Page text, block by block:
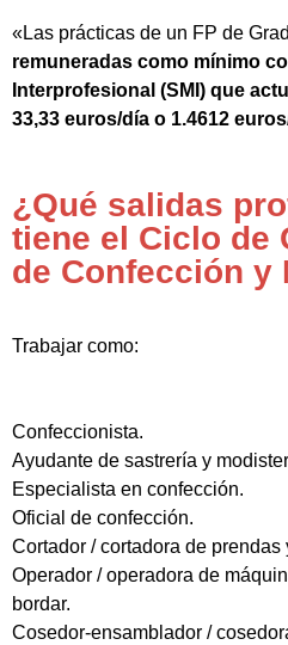
«Las prácticas de un FP de
remuneradas como mínimo
Interprofesional (SMI) que
33,33 euros/día o 1.4612
¿Qué salidas
tiene el Ciclo de
de Confección y
Trabajar como:
Confeccionista.
Ayudante de sastrería y
Especialista en confección.
Oficial de confección.
Cortador / cortadora de prendas
Operador / operadora de
bordar.
Cosedor-ensamblador /